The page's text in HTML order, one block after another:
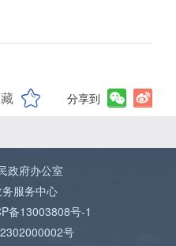
分享到
政府办公室
服务中心
备13003808号-1
号